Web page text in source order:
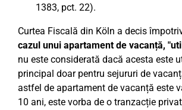
1383, pct. 22).
Curtea Fiscală din Köln a decis
cazul unui apartament de vacanță,
nu este considerată dacă acesta este
principal doar pentru sejururi de
astfel de apartament de vacanță este
10 ani, este vorba de o tranzacție